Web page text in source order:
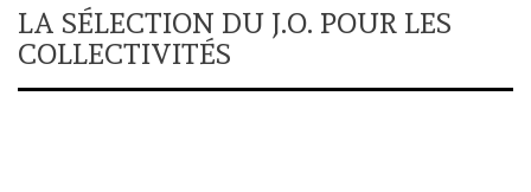
LA SÉLECTION DU J.O. POUR LES
COLLECTIVITÉS